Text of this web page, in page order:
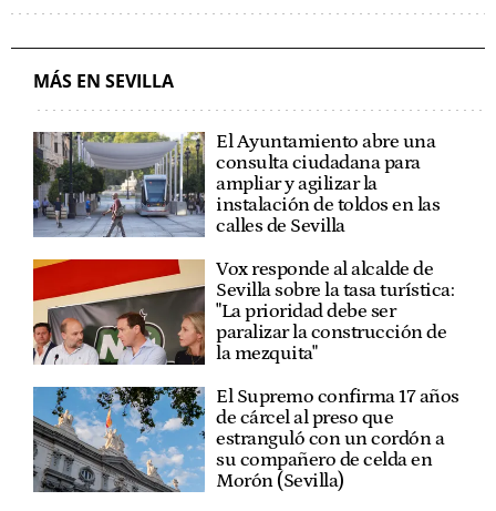
PRIMARIAS PSOE
MÁS EN SEVILLA
El Ayuntamiento abre una
consulta ciudadana para
ampliar y agilizar la
instalación de toldos en las
calles de Sevilla
Vox responde al alcalde de
Sevilla sobre la tasa turística:
"La prioridad debe ser
paralizar la construcción de
la mezquita"
El Supremo confirma 17 años
de cárcel al preso que
estranguló con un cordón a
su compañero de celda en
Morón (Sevilla)